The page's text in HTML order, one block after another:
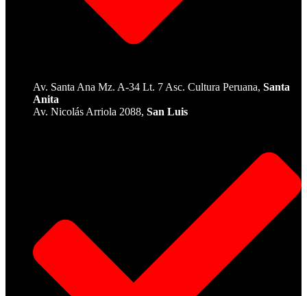
Av. Santa Ana Mz. A-34 Lt. 7 Asc. Cultura Peruana, Santa
Anita
Av. Nicolás Arriola 2088, San Luis